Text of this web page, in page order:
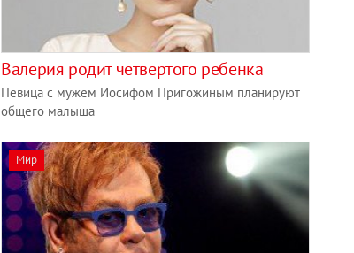
Валерия родит четвертого ребенка
Певица с мужем Иосифом Пригожиным планируют
общего малыша
Мир